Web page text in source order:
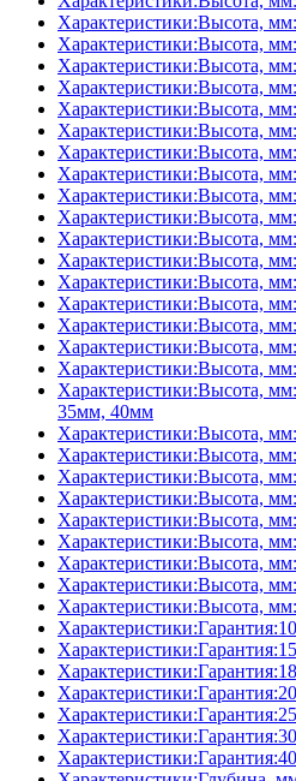
Характеристики:Высота,
Характеристики:Высота,
Характеристики:Высота,
Характеристики:Высота,
Характеристики:Высота,
Характеристики:Высота,
Характеристики:Высота,
Характеристики:Высота,
Характеристики:Высота,
Характеристики:Высота,
Характеристики:Высота,
Характеристики:Высота,
Характеристики:Высота,
Характеристики:Высота,
Характеристики:Высота,
Характеристики:Высота,
Характеристики:Высота,
Характеристики:Высота,
35мм, 40мм
Характеристики:Высота,
Характеристики:Высота,
Характеристики:Высота,
Характеристики:Высота,
Характеристики:Высота,
Характеристики:Высота,
Характеристики:Высота,
Характеристики:Высота,
Характеристики:Высота,